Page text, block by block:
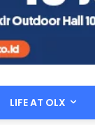
LIFE AT OLX